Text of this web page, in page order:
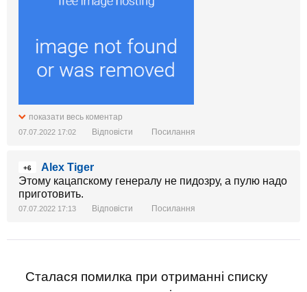
показати весь коментар
07.07.2022 17:02 Відповісти Посилання
+6
Alex Tiger
Этому кацапскому генералу не пидозру, а пулю надо
приготовить.
07.07.2022 17:13 Відповісти Посилання
Сталася помилка при отриманні списку